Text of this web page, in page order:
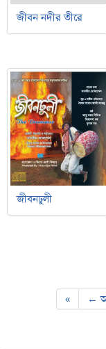
জীবন নদীর তীরে
জীবনঢুলী
Post
« ←